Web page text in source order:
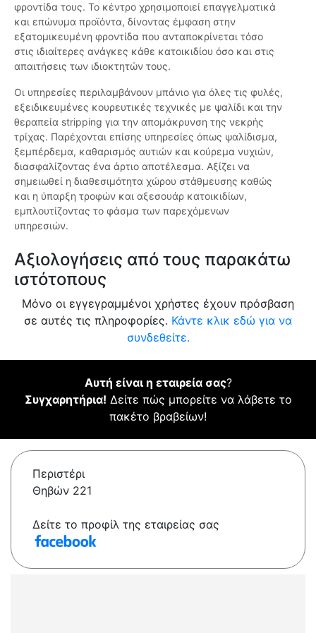
φροντίδα τους. Το κέντρο χρησιμοποιεί επαγγελματικά
και επώνυμα προϊόντα, δίνοντας έμφαση στην
εξατομικευμένη φροντίδα που ανταποκρίνεται τόσο
στις ιδιαίτερες ανάγκες κάθε κατοικιδίου όσο και στις
απαιτήσεις των ιδιοκτητών τους.
Οι υπηρεσίες περιλαμβάνουν μπάνιο για όλες τις φυλές,
εξειδικευμένες κουρευτικές τεχνικές με ψαλίδι και την
θεραπεία stripping για την απομάκρυνση της νεκρής
τρίχας. Παρέχονται επίσης υπηρεσίες όπως ψαλίδισμα,
ξεμπέρδεμα, καθαρισμός αυτιών και κούρεμα νυχιών,
διασφαλίζοντας ένα άρτιο αποτέλεσμα. Αξίζει να
σημειωθεί η διαθεσιμότητα χώρου στάθμευσης καθώς
και η ύπαρξη τροφών και αξεσουάρ κατοικιδίων,
εμπλουτίζοντας το φάσμα των παρεχόμενων
υπηρεσιών.
Αξιολογήσεις από τους παρακάτω
ιστότοπους
Μόνο οι εγγεγραμμένοι χρήστες έχουν πρόσβαση
σε αυτές τις πληροφορίες. Κάντε κλικ εδώ για να
συνδεθείτε.
Αυτή είναι η εταιρεία σας?
Συγχαρητήρια! Δείτε πώς μπορείτε να λάβετε το
πακέτο βραβείων!
Περιστέρι
Θηβών 221
Δείτε το προφίλ της εταιρείας σας